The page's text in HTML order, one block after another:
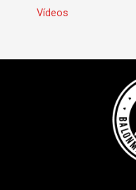
Vídeos